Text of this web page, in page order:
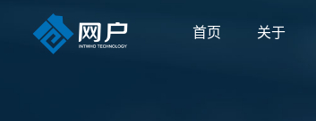
首页
关于